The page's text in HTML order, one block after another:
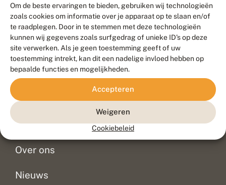
Om de beste ervaringen te bieden, gebruiken wij technologieën
zoals cookies om informatie over je apparaat op te slaan en/of
te raadplegen. Door in te stemmen met deze technologieën
kunnen wij gegevens zoals surfgedrag of unieke ID's op deze
site verwerken. Als je geen toestemming geeft of uw
toestemming intrekt, kan dit een nadelige invloed hebben op
bepaalde functies en mogelijkheden.
Accepteren
Weigeren
Cookiebeleid
Contact
Veelgestelde vragen
Doneer
Over ons
Nieuws
Meld waarnemingen© 2026 Vlinderstichting
Duurzaam ontwikkeld door
Go2People
, ontworpen door
Blue Field Agency
Privacy
Disclaimer
Sitemap